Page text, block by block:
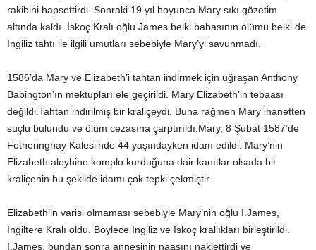
rakibini hapsettirdi. Sonraki 19 yıl boyunca Mary sıkı gözetim
altında kaldı. İskoç Kralı oğlu James belki babasının ölümü belki de
İngiliz tahtı ile ilgili umutları sebebiyle Mary’yi savunmadı.
1586’da Mary ve Elizabeth’i tahtan indirmek için uğraşan Anthony
Babington’ın mektupları ele geçirildi. Mary Elizabeth’in tebaası
değildi.Tahtan indirilmiş bir kraliçeydi. Buna rağmen Mary ihanetten
suçlu bulundu ve ölüm cezasına çarptırıldı.Mary, 8 Şubat 1587’de
Fotheringhay Kalesi’nde 44 yaşındayken idam edildi. Mary’nin
Elizabeth aleyhine komplo kurduğuna dair kanıtlar olsada bir
kraliçenin bu şekilde idamı çok tepki çekmiştir.
Elizabeth’in varisi olmaması sebebiyle Mary’nin oğlu I.James,
İngiltere Kralı oldu. Böylece İngiliz ve İskoç krallıkları birleştirildi.
I.James, bundan sonra annesinin naaşını naklettirdi ve